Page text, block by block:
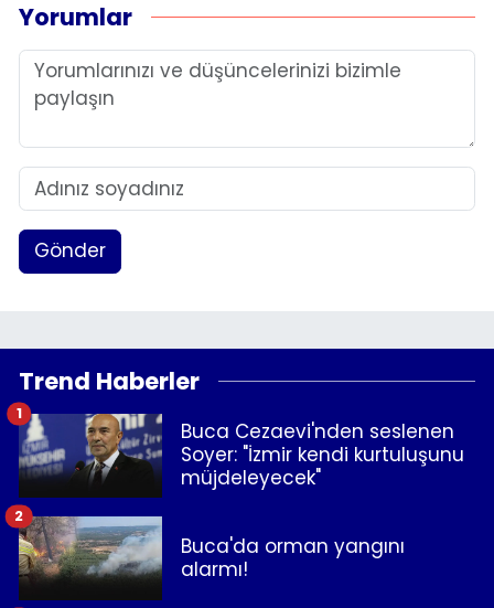
Yorumlar
Gönder
Trend Haberler
Buca Cezaevi'nden seslenen
Soyer: "İzmir kendi kurtuluşunu
müjdeleyecek"
1
Buca'da orman yangını
alarmı!
2